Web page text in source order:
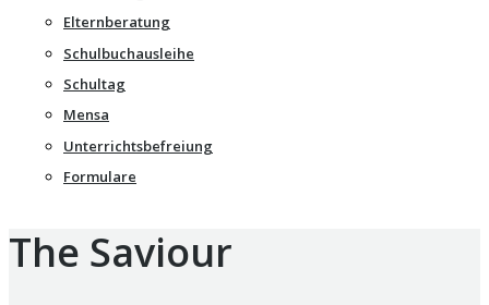
Elternberatung
Schulbuchausleihe
Schultag
Mensa
Unterrichtsbefreiung
Formulare
The Saviour